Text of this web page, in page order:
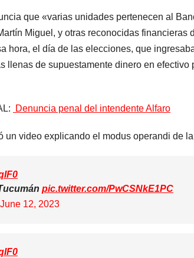
que «varias unidades pertenecen al
Miguel, y otras reconocidas
hora, el día de las elecciones, que
llenas de supuestamente dinero en
Denuncia penal del intendente Alfaro
un video explicando el modus operandi de
pic.twitter.com/PwCSNkE1PC
June 12, 2023